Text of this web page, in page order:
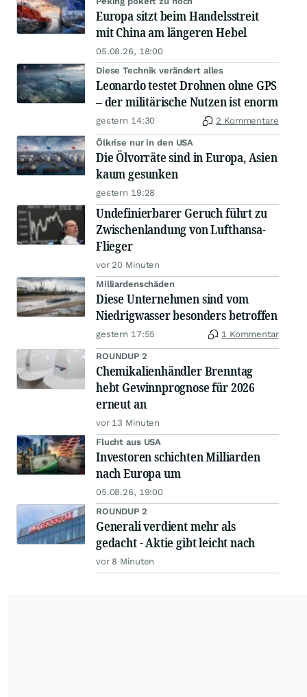
Europa sitzt beim Handelsstreit
mit China am längeren Hebel
05.08.26, 18:00
Diese Technik verändert alles
Leonardo testet Drohnen ohne GPS
– der militärische Nutzen ist enorm
gestern 14:30 2 Kommentare
Ölkrise nur in den USA
Die Ölvorräte sind in Europa, Asien
kaum gesunken
gestern 19:28
Undefinierbarer Geruch führt zu
Zwischenlandung von Lufthansa-
Flieger
vor 20 Minuten
Milliardenschäden
Diese Unternehmen sind vom
Niedrigwasser besonders betroffen
gestern 17:55 1 Kommentar
ROUNDUP 2
Chemikalienhändler Brenntag
hebt Gewinnprognose für 2026
erneut an
vor 13 Minuten
Flucht aus USA
Investoren schichten Milliarden
nach Europa um
05.08.26, 19:00
ROUNDUP 2
Generali verdient mehr als
gedacht - Aktie gibt leicht nach
vor 8 Minuten